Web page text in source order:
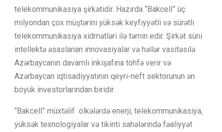
telekommunikasiya şirkətidir. Hazırda “Bakcell” üç
milyondan çox müştərini yüksək keyfiyyətli və sürətli
telekommunikasiya xidmətləri ilə təmin edir. Şirkət süni
intellektə əsaslanan innovasiyalar və həllər vasitəsilə
Azərbaycanın davamlı inkişafına töhfə verir və
Azərbaycan iqtisadiyyatının qeyri-neft sektorunun ən
böyük investorlarından biridir.
“Bakcell” müxtəlif ölkələrdə enerji, telekommunikasiya,
yüksək texnologiyalar və tikinti sahələrində fəaliyyət